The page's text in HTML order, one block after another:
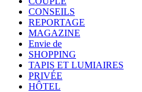
CONSEILS
REPORTAGE
MAGAZINE
Envie de
SHOPPING
TAPIS ET LUMIAIRES
PRIVÉE
HÔTEL